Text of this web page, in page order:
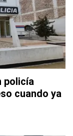
policía
cuando ya